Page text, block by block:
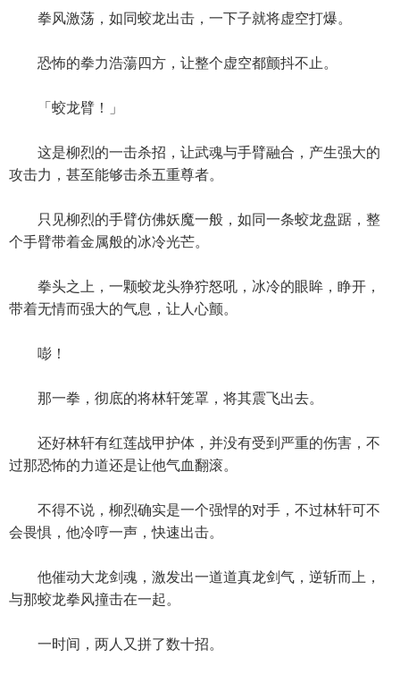
拳风激荡，如同蛟龙出击，一下子就将虚空打爆。
恐怖的拳力浩蕩四方，让整个虚空都颤抖不止。
「蛟龙臂！」
这是柳烈的一击杀招，让武魂与手臂融合，产生强大的
攻击力，甚至能够击杀五重尊者。
只见柳烈的手臂仿佛妖魔一般，如同一条蛟龙盘踞，整
个手臂带着金属般的冰冷光芒。
拳头之上，一颗蛟龙头狰狞怒吼，冰冷的眼眸，睁开，
带着无情而强大的气息，让人心颤。
嘭！
那一拳，彻底的将林轩笼罩，将其震飞出去。
还好林轩有红莲战甲护体，并没有受到严重的伤害，不
过那恐怖的力道还是让他气血翻滚。
不得不说，柳烈确实是一个强悍的对手，不过林轩可不
会畏惧，他冷哼一声，快速出击。
他催动大龙剑魂，激发出一道道真龙剑气，逆斩而上，
与那蛟龙拳风撞击在一起。
一时间，两人又拼了数十招。